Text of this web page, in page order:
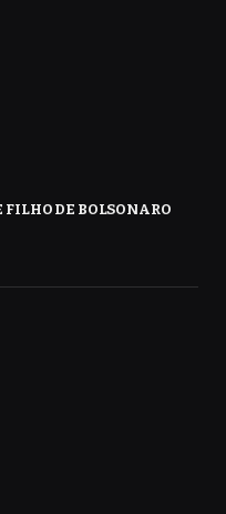
DE BOLSONARO